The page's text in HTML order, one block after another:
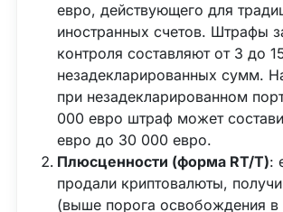
евро, действующего для
иностранных счетов. Штрафы
контроля составляют от 3 до
незадекларированных сумм.
при незадекларированном
000 евро штраф может
евро до 30 000 евро.
Плюсценности (форма RT/T):
продали криптовалюты,
(выше порога освобождения